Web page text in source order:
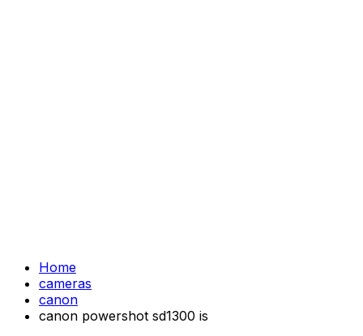
Home
cameras
canon
canon powershot sd1300 is